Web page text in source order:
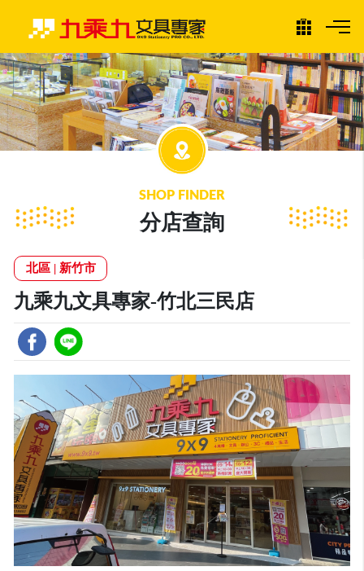
SHOP FINDER
分店查詢
北區 | 新竹市
九乘九文具專家-竹北三民店